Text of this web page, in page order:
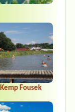
Fousek